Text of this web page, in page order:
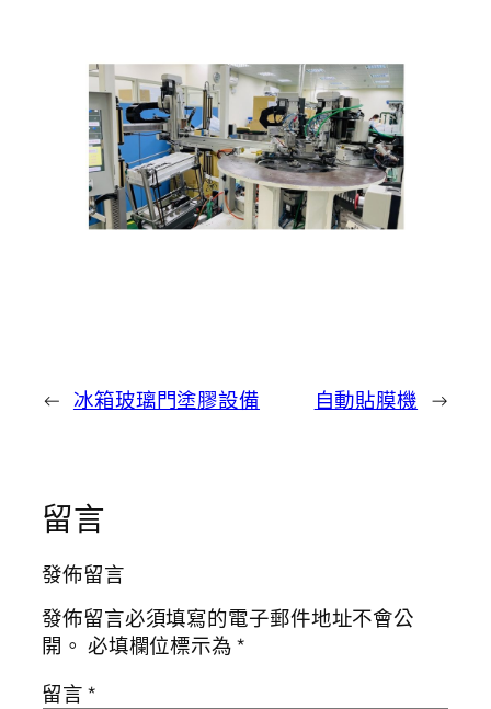
← 冰箱玻璃門塗膠設備 自動貼膜機 →
留言
發佈留言
發佈留言必須填寫的電子郵件地址不會公
開。 必填欄位標示為*
留言*